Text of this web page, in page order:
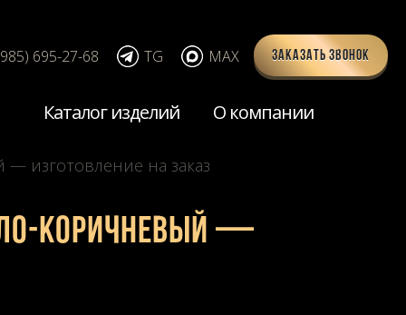
Заказать звонок
695-27-68 TG MAX
Каталог изделий О компании
изготовление на заказ
коричневый —